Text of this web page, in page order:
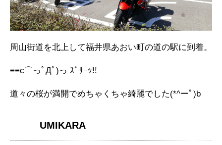
周山街道を北上して福井県あおい町の道の駅に到着。
≡≡c⌒っﾟДﾟ)っ ｽﾞｻｰｯ!!
道々の桜が満開でめちゃくちゃ綺麗でした(*^ーﾟ)b
UMIKARA